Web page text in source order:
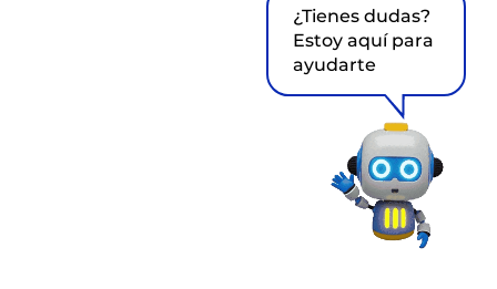
¿Tienes dudas?
Estoy aquí para
ayudarte